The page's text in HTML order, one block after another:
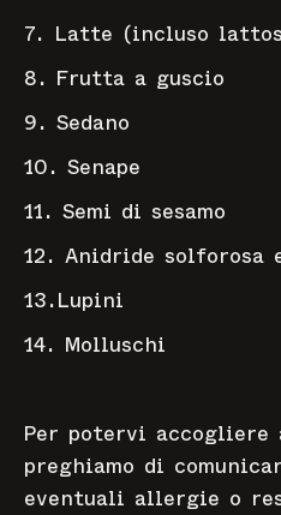
7. Latte (incluso
8. Frutta a guscio
9. Sedano
10. Senape
11. Semi di sesamo
12. Anidride
13.Lupini
14. Molluschi
Per potervi
preghiamo di
eventuali allergie o